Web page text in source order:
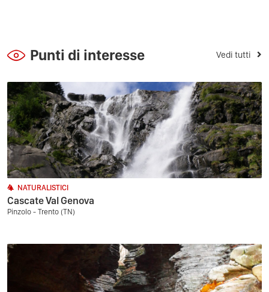
Punti di interesse Vedi tutti
NATURALISTICI
Cascate Val Genova
Pinzolo - Trento (TN)